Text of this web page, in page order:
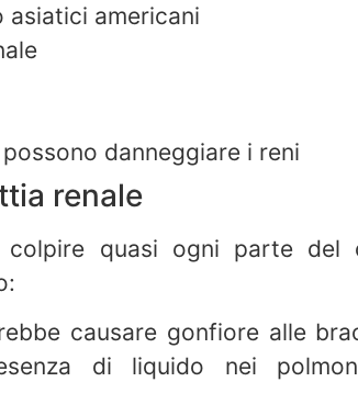
asiatici americani
danneggiare i reni
renale
quasi ogni parte del
causare gonfiore alle
di liquido nei